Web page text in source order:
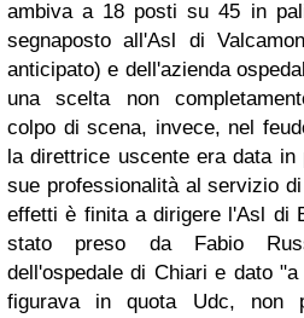
ambiva a 18 posti su 45 in
segnaposto all'Asl di
anticipato) e dell'azienda
una scelta non
colpo di scena, invece, nel
la direttrice uscente era data
sue professionalità al servizio
effetti è finita a dirigere l'Asl di
stato preso da Fabio
dell'ospedale di Chiari e dato
figurava in quota Udc, non